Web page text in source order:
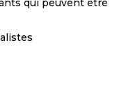
qui peuvent être